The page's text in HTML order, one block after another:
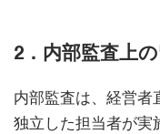
2．内部監査上
内部監査は、経営者
独立した担当者が実